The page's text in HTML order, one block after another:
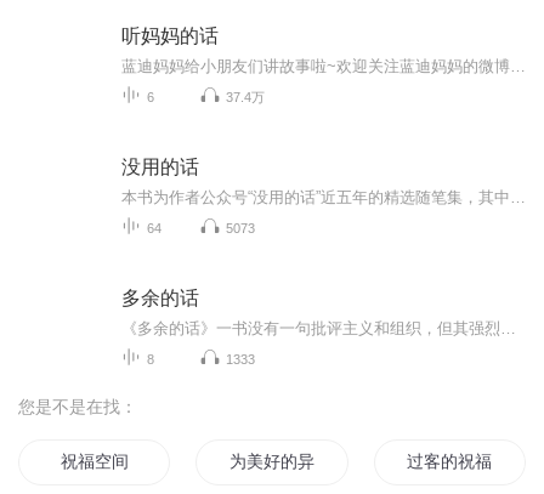
听妈妈的话
6 37.4万
没用的话
64 5073
多余的话
8 1333
您是不是在找：
祝福空间 为美好的异界送上我们的祝福过客的祝福